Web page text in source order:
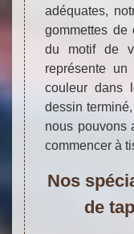
adéquates,
gommettes
du motif de
représente
couleur dans
dessin
nous pouvons
commencer à
Nos
de